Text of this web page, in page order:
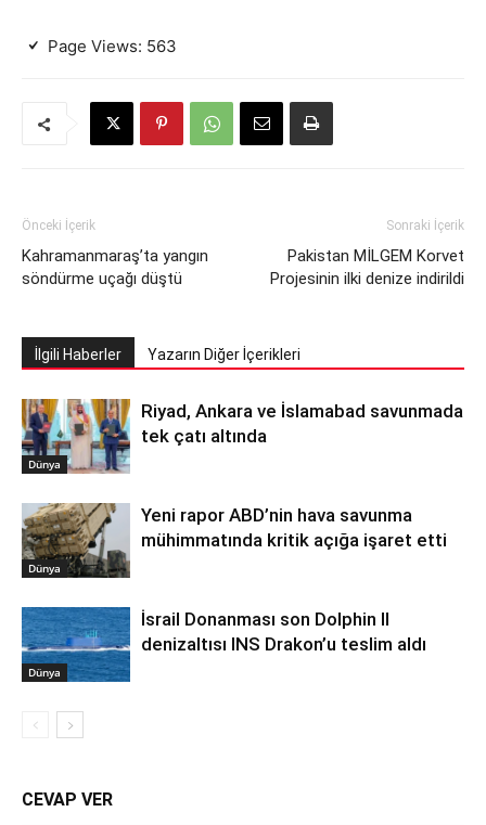
Page Views: 563
Önceki İçerik
Kahramanmaraş’ta yangın
söndürme uçağı düştü
Sonraki İçerik
Pakistan MİLGEM Korvet
Projesinin ilki denize indirildi
İlgili Haberler Yazarın Diğer İçerikleri
Dünya
Riyad, Ankara ve İslamabad savunmada
tek çatı altında
Dünya
Yeni rapor ABD’nin hava savunma
mühimmatında kritik açığa işaret etti
Dünya
İsrail Donanması son Dolphin II
denizaltısı INS Drakon’u teslim aldı
CEVAP VER